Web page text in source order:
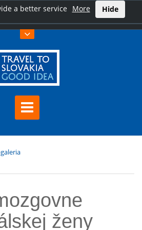
a better service More Hide
ženy